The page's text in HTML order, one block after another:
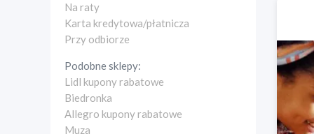
Na raty
Karta kredytowa/płatnicza
Przy odbiorze
Podobne sklepy:
Lidl kupony rabatowe
Biedronka
Allegro kupony rabatowe
Muza